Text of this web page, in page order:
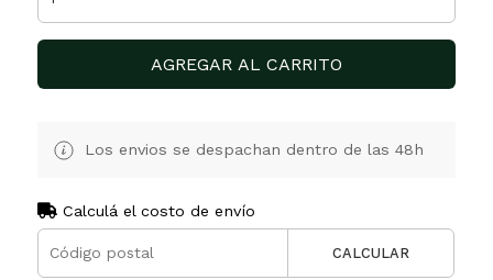
AGREGAR AL CARRITO
Los envios se despachan dentro de las 48h
Calculá el costo de envío
CALCULAR